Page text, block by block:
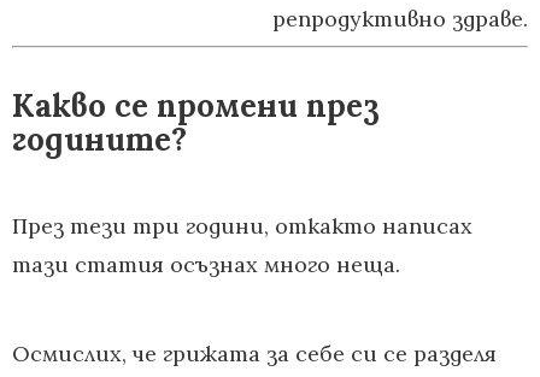
репродуктивно здраве.
Какво се промени през
годините?
През тези три години, откакто написах
тази статия осъзнах много неща.
Осмислих, че грижата за себе си се разделя